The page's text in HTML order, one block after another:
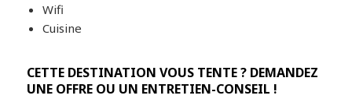
Wifi
Cuisine
CETTE DESTINATION VOUS TENTE ? DEMANDEZ
UNE OFFRE OU UN ENTRETIEN-CONSEIL !